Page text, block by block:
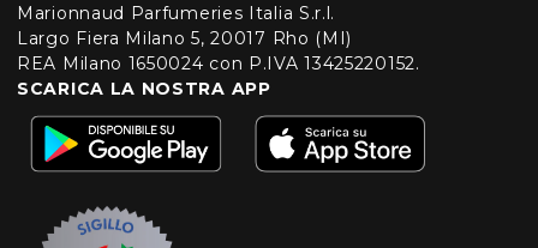
Marionnaud Parfumeries Italia S.r.l.
Largo Fiera Milano 5, 20017 Rho (MI)
REA Milano 1650024 con P.IVA 13425220152.
SCARICA LA NOSTRA APP